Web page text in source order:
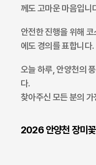
께도 고마운 마음입니
안전한 진행을 위해
에도 경의를 표합니다.
오늘 하루, 안양천의
다.
찾아주신 모든 분의
2026 안양천 장미